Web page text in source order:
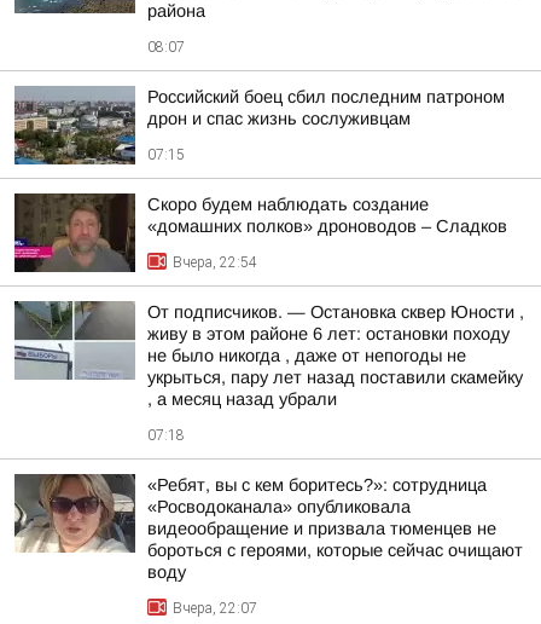
района
08:07
Российский боец сбил последним патроном
дрон и спас жизнь сослуживцам
07:15
Скоро будем наблюдать создание
«домашних полков» дроноводов – Сладков
Вчера, 22:54
От подписчиков. — Остановка сквер Юности ,
живу в этом районе 6 лет: остановки походу
не было никогда , даже от непогоды не
укрыться, пару лет назад поставили скамейку
, а месяц назад убрали
07:18
«Ребят, вы с кем боритесь?»: сотрудница
«Росводоканала» опубликовала
видеообращение и призвала тюменцев не
бороться с героями, которые сейчас очищают
воду
Вчера, 22:07